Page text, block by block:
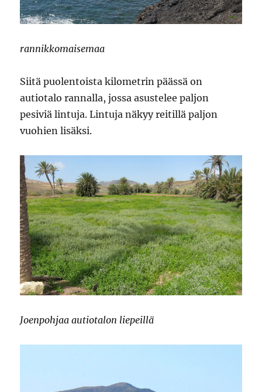
rannikkomaisemaa
Siitä puolentoista kilometrin päässä on
autiotalo rannalla, jossa asustelee paljon
pesiviä lintuja. Lintuja näkyy reitillä paljon
vuohien lisäksi.
Joenpohjaa autiotalon liepeillä